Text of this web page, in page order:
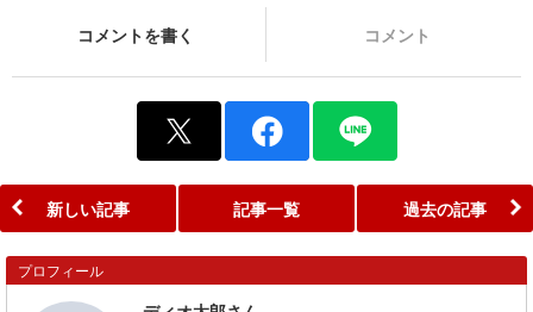
コメントを書く コメント
新しい記事 記事一覧 過去の記事
プロフィール